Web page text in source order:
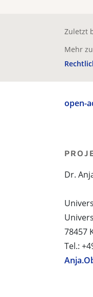
Zuletzt
Mehr
open-
Dr.
78457
Tel.: